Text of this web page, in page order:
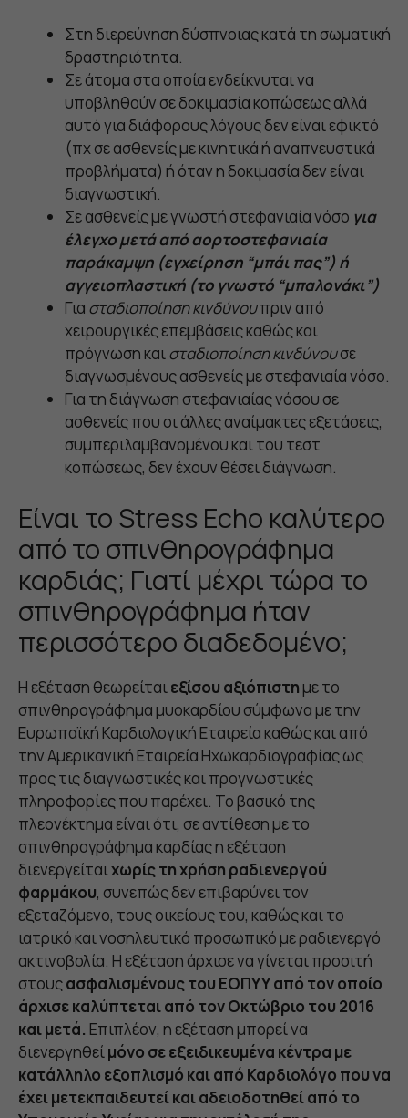
Στη διερεύνηση δύσπνοιας κατά τη σωματική
δραστηριότητα.
Σε άτομα στα οποία ενδείκνυται να
υποβληθούν σε δοκιμασία κοπώσεως αλλά
αυτό για διάφορους λόγους δεν είναι εφικτό
(πχ σε ασθενείς με κινητικά ή αναπνευστικά
προβλήματα) ή όταν η δοκιμασία δεν είναι
διαγνωστική.
Σε ασθενείς με γνωστή στεφανιαία νόσο για
έλεγχο μετά από αορτοστεφανιαία
παράκαμψη (εγχείρηση “μπάι πας”) ή
αγγειοπλαστική (το γνωστό “μπαλονάκι”)
Για σταδιοποίηση κινδύνουπριν από
χειρουργικές επεμβάσεις καθώς και
πρόγνωση καισταδιοποίηση κινδύνουσε
διαγνωσμένους ασθενείς με στεφανιαία νόσο.
Για τη διάγνωση στεφανιαίας νόσου σε
ασθενείς που οι άλλες αναίμακτες εξετάσεις,
συμπεριλαμβανομένου και του τεστ
κοπώσεως, δεν έχουν θέσει διάγνωση.
Είναι το Stress Echo καλύτερο
από το σπινθηρογράφημα
καρδιάς; Γιατί μέχρι τώρα το
σπινθηρογράφημα ήταν
περισσότερο διαδεδομένο;
Η εξέταση θεωρείται εξίσου αξιόπιστη με το
σπινθηρογράφημα μυοκαρδίου σύμφωνα με την
Ευρωπαϊκή Καρδιολογική Εταιρεία καθώς και από
την Αμερικανική Εταιρεία Ηχωκαρδιογραφίας ως
προς τις διαγνωστικές και προγνωστικές
πληροφορίες που παρέχει. Το βασικό της
πλεονέκτημα είναι ότι, σε αντίθεση με το
σπινθηρογράφημα καρδίας η εξέταση
διενεργείταιχωρίς τη χρήση ραδιενεργού
φαρμάκου, συνεπώς δεν επιβαρύνει τον
εξεταζόμενο, τους οικείους του, καθώς και το
ιατρικό και νοσηλευτικό προσωπικό με ραδιενεργό
ακτινοβολία. Η εξέταση άρχισε να γίνεται προσιτή
στουςασφαλισμένους του ΕΟΠΥΥ από τον οποίο
άρχισε καλύπτεται από τον Οκτώβριο του 2016
και μετά. Επιπλέον, η εξέταση μπορεί να
διενεργηθεί μόνο σε εξειδικευμένα κέντρα με
κατάλληλο εξοπλισμό και από Καρδιολόγο που να
έχει μετεκπαιδευτεί και αδειοδοτηθεί από το